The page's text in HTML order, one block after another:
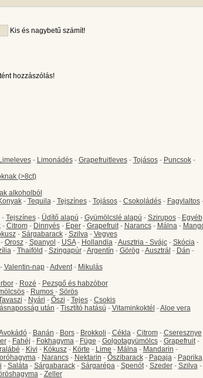
Kis és nagybetű számít!
hozzászólás!
Limeleves- Limonádés- Grapefruitleves- Tojásos- Puncsok-
(>8ct)
alkoholból
- Tequila- Tejszínes- Tojásos- Csokoládés- Fagylaltos
- Tejszínes- Üdítő alapú - Gyümölcslé alapú - Szirupos- Egyéb
- Citrom- Dinnyés- Eper- Grapefruit- Narancs- Málna-
- Sárgabarack- Szilva- Vegyes
Orosz- Spanyol - USA- Hollandia-Ausztria - Svájc- Skócia-
- Thaiföld - Szingapúr-Argentín - Görög -Ausztrál - Dán -
Valentin-nap-Advent- Mikulás
- Rozé - Pezsgő és habzóbor
- Rumos- Sörös
- Nyári - Őszi - Tejes- Csokis
után - Tisztító hatású - Vitaminkoktél -Aloe vera
- Banán - Bors- Brokkoli - Cékla- Citrom- Cseresznye
- Fahéj - Fokhagyma- Füge - Golgotagyümölcs- Grapefruit-
- Kivi - Kókusz- Körte - Lime - Málna- Mandarin -
- Narancs- Nektarin - Őszibarack- Papaja- Paprika
- Saláta- Sárgabarack- Sárgarépa- Spenót- Szeder- Szilva-
- Zeller